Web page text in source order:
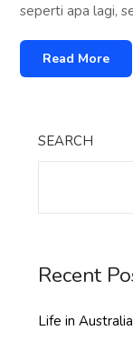
seperti apa lagi,
Read More
SEARCH
Recent
Life in